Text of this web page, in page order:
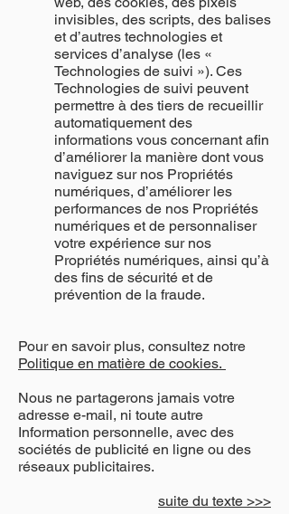
invisibles, des scripts, des balises
et d’autres technologies et
services d’analyse (les «
Technologies de suivi »). Ces
Technologies de suivi peuvent
permettre à des tiers de recueillir
automatiquement des
informations vous concernant afin
d’améliorer la manière dont vous
naviguez sur nos Propriétés
numériques, d’améliorer les
performances de nos Propriétés
numériques et de personnaliser
votre expérience sur nos
Propriétés numériques, ainsi qu’à
des fins de sécurité et de
prévention de la fraude.
Pour en savoir plus, consultez notre
Politique en matière de cookies.
Nous ne partagerons jamais votre
adresse e-mail, ni toute autre
Information personnelle, avec des
sociétés de publicité en ligne ou des
réseaux publicitaires.
suite du texte >>>